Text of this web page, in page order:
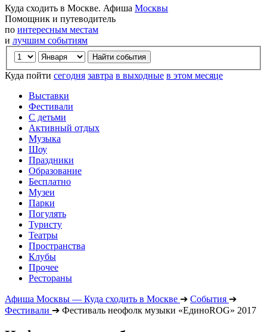
Куда сходить в Москве. Афиша Москвы
Помощник и путеводитель
по интересным местам
и лучшим событиям
Куда пойти сегодня завтра в выходные в этом месяце
Выставки
Фестивали
С детьми
Активный отдых
Музыка
Шоу
Праздники
Образование
Бесплатно
Музеи
Парки
Погулять
Туристу
Театры
Пространства
Клубы
Прочее
Рестораны
Афиша Москвы — Куда сходить в Москве ➔ События ➔
Фестивали ➔ Фестиваль неофолк музыки «ЕдиноROG» 2017